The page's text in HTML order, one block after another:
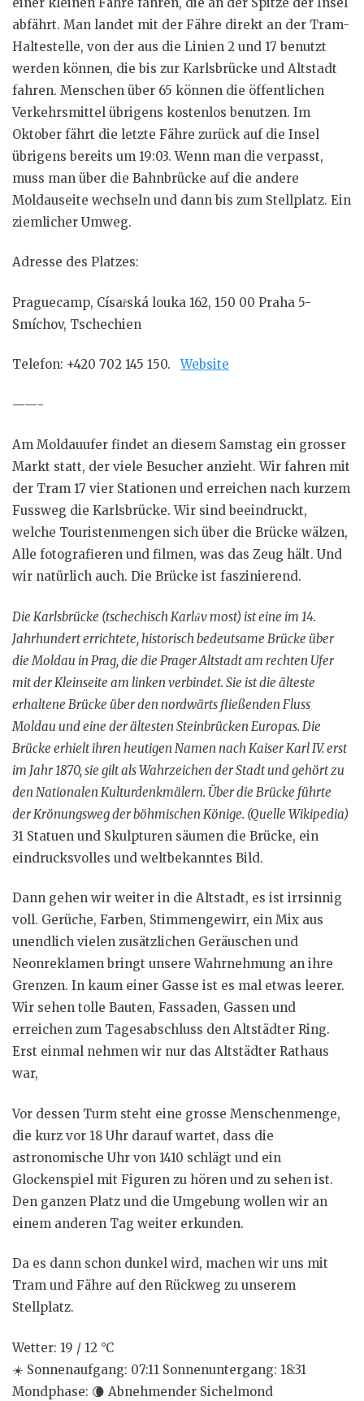
abfährt. Man landet mit der Fähre direkt an der Tram-
Haltestelle, von der aus die Linien 2 und 17 benutzt
werden können, die bis zur Karlsbrücke und Altstadt
fahren. Menschen über 65 können die öffentlichen
Verkehrsmittel übrigens kostenlos benutzen. Im
Oktober fährt die letzte Fähre zurück auf die Insel
übrigens bereits um 19:03. Wenn man die verpasst,
muss man über die Bahnbrücke auf die andere
Moldauseite wechseln und dann bis zum Stellplatz. Ein
ziemlicher Umweg.
Adresse des Platzes:
Praguecamp, Císařská louka 162, 150 00 Praha 5-
Smíchov, Tschechien
Telefon: +420 702 145 150.Website
——-
Am Moldauufer findet an diesem Samstag ein grosser
Markt statt, der viele Besucher anzieht. Wir fahren mit
der Tram 17 vier Stationen und erreichen nach kurzem
Fussweg die Karlsbrücke. Wir sind beeindruckt,
welche Touristenmengen sich über die Brücke wälzen,
Alle fotografieren und filmen, was das Zeug hält. Und
wir natürlich auch. Die Brücke ist faszinierend.
Die Karlsbrücke (tschechisch Karlův most) ist eine im 14.
Jahrhundert errichtete, historisch bedeutsame Brücke über
die Moldau in Prag, die die Prager Altstadt am rechten Ufer
mit der Kleinseite am linken verbindet. Sie ist die älteste
erhaltene Brücke über den nordwärts fließenden Fluss
Moldau und eine der ältesten Steinbrücken Europas. Die
Brücke erhielt ihren heutigen Namen nach Kaiser Karl IV. erst
im Jahr 1870, sie gilt als Wahrzeichen der Stadt und gehört zu
den Nationalen Kulturdenkmälern. Über die Brücke führte
der Krönungsweg der böhmischen Könige. (Quelle Wikipedia)
31 Statuen und Skulpturen säumen die Brücke, ein
eindrucksvolles und weltbekanntes Bild.
Dann gehen wir weiter in die Altstadt, es ist irrsinnig
voll. Gerüche, Farben, Stimmengewirr, ein Mix aus
unendlich vielen zusätzlichen Geräuschen und
Neonreklamen bringt unsere Wahrnehmung an ihre
Grenzen. In kaum einer Gasse ist es mal etwas leerer.
Wir sehen tolle Bauten, Fassaden, Gassen und
erreichen zum Tagesabschluss den Altstädter Ring.
Erst einmal nehmen wir nur das Altstädter Rathaus
war,
Vor dessen Turm steht eine grosse Menschenmenge,
die kurz vor 18 Uhr darauf wartet, dass die
astronomische Uhr von 1410 schlägt und ein
Glockenspiel mit Figuren zu hören und zu sehen ist.
Den ganzen Platz und die Umgebung wollen wir an
einem anderen Tag weiter erkunden.
Da es dann schon dunkel wird, machen wir uns mit
Tram und Fähre auf den Rückweg zu unserem
Stellplatz.
Wetter: 19 / 12 °C
☀️ Sonnenaufgang: 07:11 Sonnenuntergang: 18:31
Mondphase: 🌘 Abnehmender Sichelmond